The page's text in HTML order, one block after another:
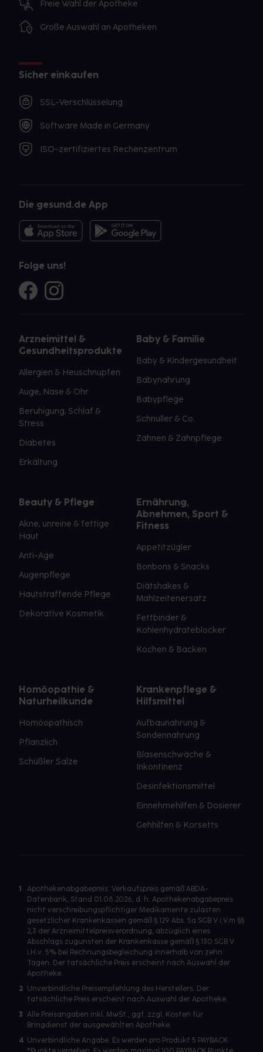
Freie Wahl der Apotheke
Große Auswahl an Apotheken
Sicher einkaufen
SSL-Verschlüsselung
Software Made in Germany
ISO-zertifiziertes Rechenzentrum
Die gesund.de App
Folge uns!
Arzneimittel &
Gesundheitsprodukte
Allergien & Heuschnupfen
Auge, Nase & Ohr
Beruhigung, Schlaf &
Stress
Diabetes
Erkältung
Baby & Familie
Baby & Kindergesundheit
Babynahrung
Babypflege
Schnuller & Co.
Zahnen & Zahnpflege
Beauty & Pflege
Akne, unreine & fettige
Haut
Anti-Age
Augenpflege
Hautstraffende Pflege
Dekorative Kosmetik
Ernährung,
Abnehmen, Sport &
Fitness
Appetitzügler
Bonbons & Snacks
Diätshakes &
Mahlzeitenersatz
Fettbinder &
Kohlenhydrateblocker
Kochen & Backen
Homöopathie &
Naturheilkunde
Homöopathisch
Pflanzlich
Schüßler Salze
Krankenpflege &
Hilfsmittel
Aufbaunahrung &
Sondennahrung
Blasenschwäche &
Inkontinenz
Desinfektionsmittel
Einnehmehilfen & Dosierer
Gehhilfen & Korsetts
1
Apothekenabgabepreis: Verkaufspreis gemäß ABDA-
Datenbank, Stand 01.08.2026, d. h. Apothekenabgabepreis
nicht verschreibungspflichtiger Medikamente zulasten
gesetzlicher Krankenkassen gemäß § 129 Abs. 5a SGB V i.V.m §§
2,3 der Arzneimittelpreisverordnung, abzüglich eines
Abschlags zugunsten der Krankenkasse gemäß § 130 SGB V
i.H.v. 5% bei Rechnungsbegleichung innerhalb von zehn
Tagen. Der tatsächliche Preis erscheint nach Auswahl der
Apotheke.
2 Unverbindliche Preisempfehlung des Herstellers. Der
tatsächliche Preis erscheint nach Auswahl der Apotheke.
3 Alle Preisangaben inkl. MwSt., ggf. zzgl. Kosten für
Bringdienst der ausgewählten Apotheke.
4 Unverbindliche Angabe. Es werden pro Produkt 5 PAYBACK